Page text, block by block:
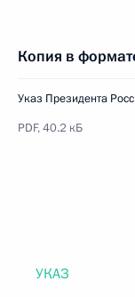
Копия в
Указ Президента
PDF, 40.2 кБ
УКАЗ